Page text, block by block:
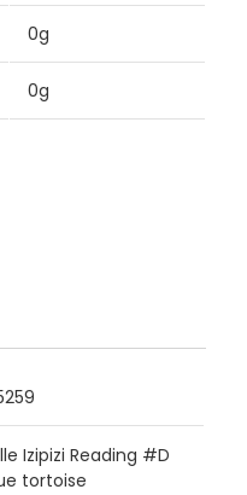
0g
0g
Izipizi Reading #D
tortoise